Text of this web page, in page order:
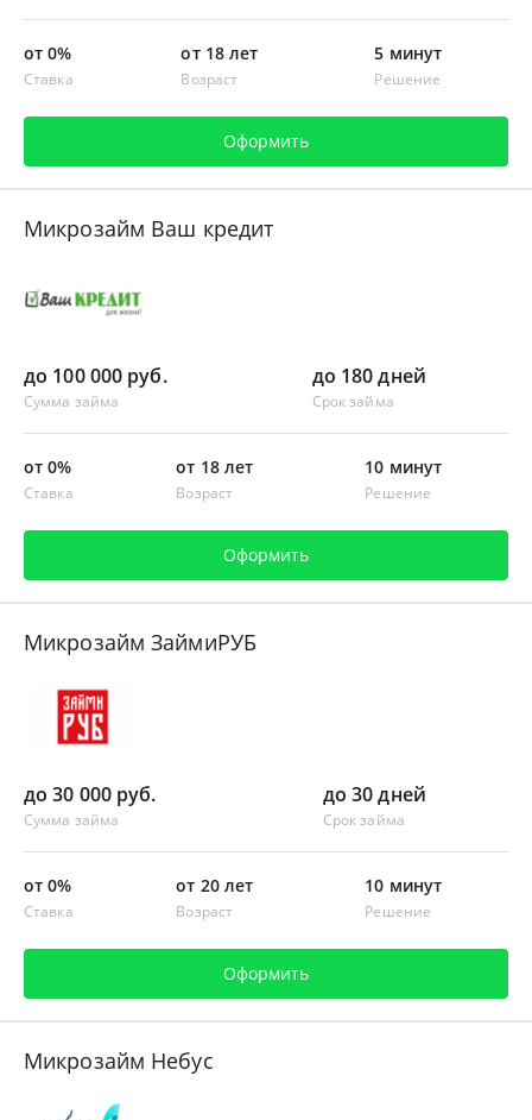
от 0%
Ставка
от 18 лет
Возраст
5 минут
Решение
Оформить
Микрозайм Ваш кредит
до 100 000 руб.
Сумма займа
до 180 дней
Срок займа
от 0%
Ставка
от 18 лет
Возраст
10 минут
Решение
Оформить
Микрозайм ЗаймиРУБ
до 30 000 руб.
Сумма займа
до 30 дней
Срок займа
от 0%
Ставка
от 20 лет
Возраст
10 минут
Решение
Оформить
Микрозайм Небус